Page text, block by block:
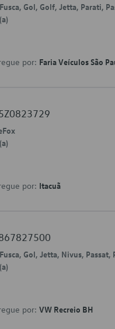
Gol, Golf, Jetta, Parati,
por: Faria Veículos São
por: Itacuã
Gol, Jetta, Nivus,
por: VW Recreio BH